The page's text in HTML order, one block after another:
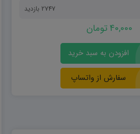
2747 بازدید
40,000 تومان
افزودن به سبد خرید
سفارش از واتساپ